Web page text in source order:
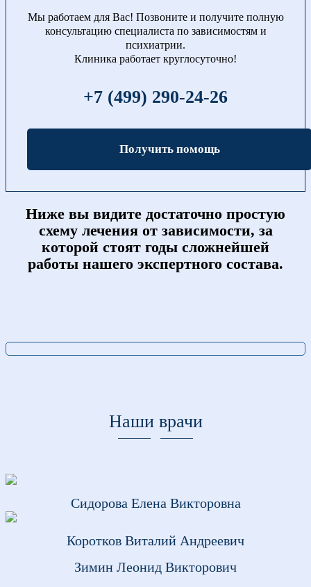
Мы работаем для Вас! Позвоните и получите полную
консультацию специалиста по зависимостям и
психиатрии.
Клиника работает круглосуточно!
+7 (499) 290-24-26
Получить помощь
Ниже вы видите достаточно простую
схему лечения от зависимости, за
которой стоят годы сложнейшей
работы нашего экспертного состава.
Наши врачи
Сидорова Елена Викторовна
Коротков Виталий Андреевич
Зимин Леонид Викторович